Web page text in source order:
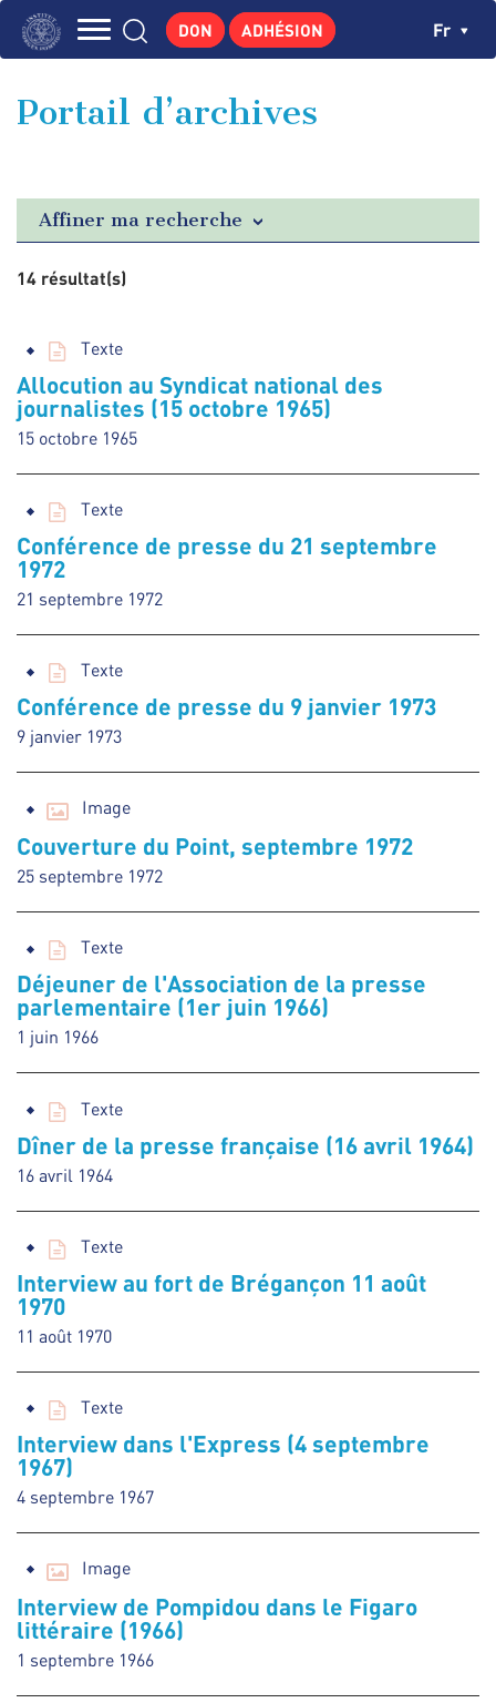
Aller
principale
GEORGES POMPIDOU
PUBLICATIONS
ACTUALITÉS
DON ADHÉSION Fr
Portail d’archives
Affiner ma recherche
14 résultat(s)
Texte
Allocution au Syndicat national des
journalistes (15 octobre 1965)
15 octobre 1965
Texte
Conférence de presse du 21 septembre
1972
21 septembre 1972
Texte
Conférence de presse du 9 janvier 1973
9 janvier 1973
Image
Couverture du Point, septembre 1972
25 septembre 1972
Texte
Déjeuner de l'Association de la presse
parlementaire (1er juin 1966)
1 juin 1966
Texte
Dîner de la presse française (16 avril 1964)
16 avril 1964
Texte
Interview au fort de Brégançon 11 août
1970
11 août 1970
Texte
Interview dans l'Express (4 septembre
1967)
4 septembre 1967
Image
Interview de Pompidou dans le Figaro
littéraire (1966)
1 septembre 1966
Panneau de gestion des cookies